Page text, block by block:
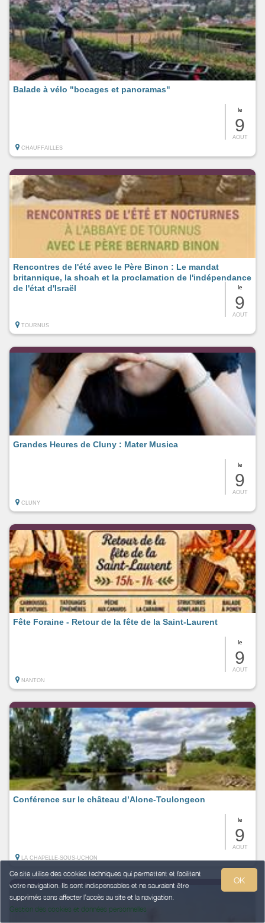
Ce site utilise des cookies techniques qui permettent et facilitent
votre navigation. Ils sont indispensables et ne sauraient être
supprimés sans affecter l’accès au site et la navigation.
Gestion des cookies et données personnelles
OK
le
9
AOUT
Balade à vélo "bocages et panoramas"
CHAUFFAILLES
le
9
AOUT
Rencontres de l'été avec le Père Binon : Le mandat
britannique, la shoah et la proclamation de l'indépendance
de l'état d'Israël
TOURNUS
le
9
AOUT
Grandes Heures de Cluny : Mater Musica
CLUNY
le
9
AOUT
Fête Foraine - Retour de la fête de la Saint-Laurent
NANTON
le
9
AOUT
Conférence sur le château d’Alone-Toulongeon
LA CHAPELLE-SOUS-UCHON